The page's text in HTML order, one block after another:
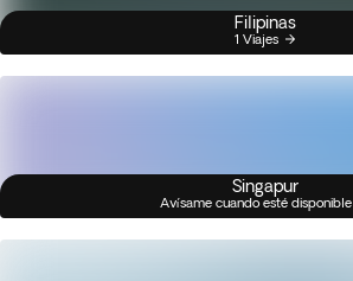
Filipinas
1 Viajes
Singapur
Avísame cuando esté disponible